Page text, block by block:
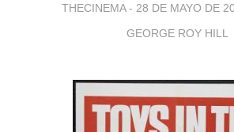
THECINEMA - 28 DE MAYO DE
GEORGE ROY HILL